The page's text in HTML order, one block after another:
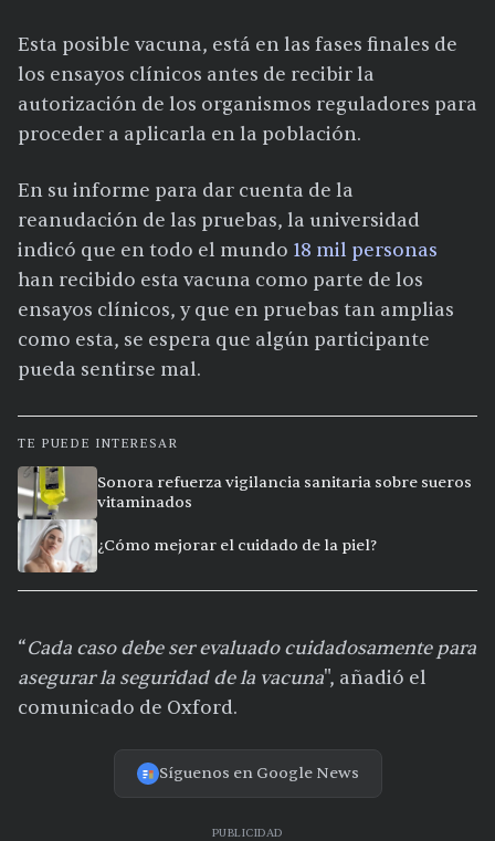
Esta posible vacuna, está en las fases finales de
los ensayos clínicos antes de recibir la
autorización de los organismos reguladores para
proceder a aplicarla en la población.
En su informe para dar cuenta de la
reanudación de las pruebas, la universidad
indicó que en todo el mundo 18 mil personas
han recibido esta vacuna como parte de los
ensayos clínicos, y que en pruebas tan amplias
como esta, se espera que algún participante
pueda sentirse mal.
TE PUEDE INTERESAR
Sonora refuerza vigilancia sanitaria sobre sueros
vitaminados
¿Cómo mejorar el cuidado de la piel?
“Cada caso debe ser evaluado cuidadosamente para
asegurar la seguridad de la vacuna", añadió el
comunicado de Oxford.
Síguenos en Google News
PUBLICIDAD